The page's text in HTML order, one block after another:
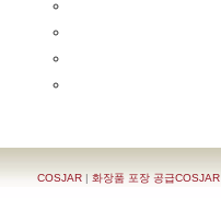
COSJAR | 화장품 포장 공급COSJAR